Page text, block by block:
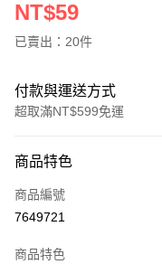
NT$59
已賣出：20件
付款與運送方式
超取滿NT$599免運
信用卡一次付款
超商取貨付款
商品特色
商品編號
7649721
商品特色